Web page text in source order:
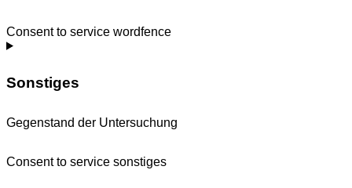
Consent to service wordfence
Sonstiges
Gegenstand der Untersuchung
Consent to service sonstiges